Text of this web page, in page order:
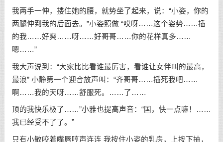
我两手一伸，搂住她的腰，就势坐了起来，说：“小姿，你的
两腿伸到我的后面去。”小姿照做 “哎呀……这个姿势……插
的我……好爽……呀……好哥哥……你的花样真多……
嗯……”
我大声说到：“大家比比看谁最厉害，看谁让女伴叫的最高，
最浪” 小静第一个迎合放声叫：“齐哥哥……插死我吧……
啊……我的天呀……舒服死。……了……
顶的我快乐极了……”小雅也提高声音：“国，快一点嘛！……
我已经受不了了。”
只有小敏咬着嘴唇哼声连连 我按住小姿的乳房，上按下抽，